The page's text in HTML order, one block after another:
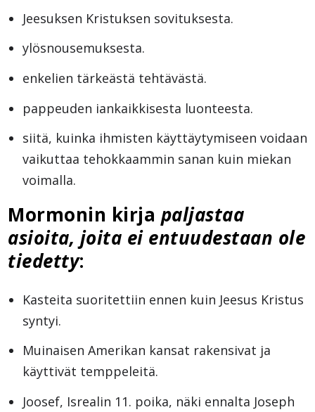
Jeesuksen Kristuksen sovituksesta.
ylösnousemuksesta.
enkelien tärkeästä tehtävästä.
pappeuden iankaikkisesta luonteesta.
siitä, kuinka ihmisten käyttäytymiseen voidaan
vaikuttaa tehokkaammin sanan kuin miekan
voimalla.
Mormonin kirja paljastaa
asioita, joita ei entuudestaan ole
tiedetty:
Kasteita suoritettiin ennen kuin Jeesus Kristus
syntyi.
Muinaisen Amerikan kansat rakensivat ja
käyttivät temppeleitä.
Joosef, Isrealin 11. poika, näki ennalta Joseph